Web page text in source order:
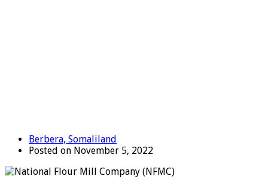
Berbera, Somaliland
Posted on November 5, 2022